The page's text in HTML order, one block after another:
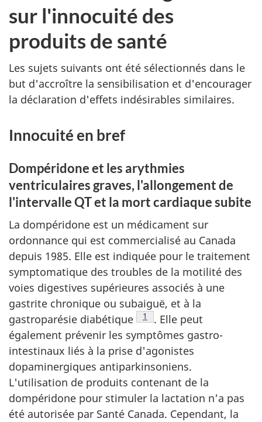
sur l'innocuité des
produits de santé
Les sujets suivants ont été sélectionnés dans le
but d'accroître la sensibilisation et d'encourager
la déclaration d'effets indésirables similaires.
Innocuité en bref
Dompéridone et les arythmies
ventriculaires graves, l'allongement de
l'intervalle QT et la mort cardiaque subite
La dompéridone est un médicament sur
ordonnance qui est commercialisé au Canada
depuis 1985. Elle est indiquée pour le traitement
symptomatique des troubles de la motilité des
voies digestives supérieures associés à une
gastrite chronique ou subaiguë, et à la
gastroparésie diabétique
Note de bas de page
1
. Elle peut
également prévenir les symptômes gastro-
intestinaux liés à la prise d'agonistes
dopaminergiques antiparkinsoniens.
L'utilisation de produits contenant de la
dompéridone pour stimuler la lactation n'a pas
été autorisée par Santé Canada. Cependant, la